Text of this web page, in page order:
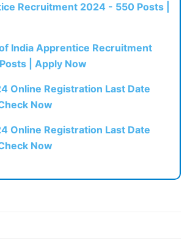
Recruitment 2024 - 550 Posts |
India Apprentice Recruitment
| Apply Now
Online Registration Last Date
Now
Online Registration Last Date
Now